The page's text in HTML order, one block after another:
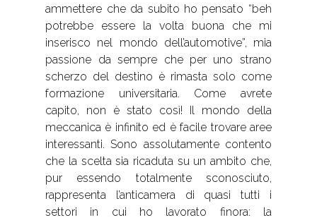
ammettere che da subito ho pensato “beh
potrebbe essere la volta buona che mi
inserisco nel mondo dell’automotive”, mia
passione da sempre che per uno strano
scherzo del destino è rimasta solo come
formazione universitaria. Come avrete
capito, non è stato così! Il mondo della
meccanica è infinito ed è facile trovare aree
interessanti. Sono assolutamente contento
che la scelta sia ricaduta su un ambito che,
pur essendo totalmente sconosciuto,
rappresenta l’anticamera di quasi tutti i
settori in cui ho lavorato finora: la